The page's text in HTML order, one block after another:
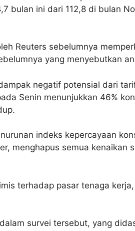
bulan ini dari 112,8 di bulan
Reuters sebelumnya
yang menyebutkan
negatif potensial dari
Senin menunjukkan 46%
indeks kepercayaan
menghapus semua kenaikan
terhadap pasar tenaga
survei tersebut, yang